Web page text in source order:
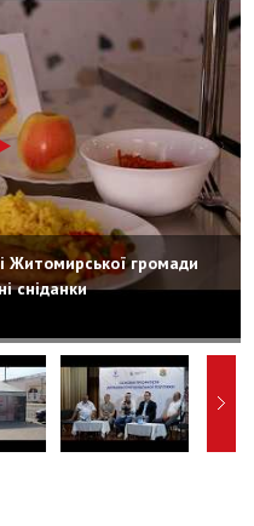
Житомирської громади
сніданки